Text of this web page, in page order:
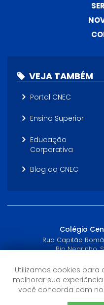
VEJA TAMBÉM
Portal CNEC
Ensino Superior
Educação
Corporativa
Blog da CNEC
Colégio
Rua Capitão
Rio Negrinho,
Horário
De
De
Utilizamos cookies
melhorar sua
você concorda com